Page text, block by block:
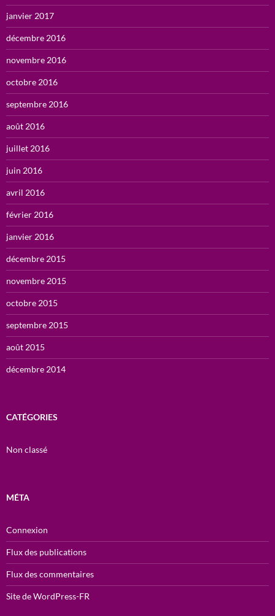
janvier 2017
décembre 2016
novembre 2016
octobre 2016
septembre 2016
août 2016
juillet 2016
juin 2016
avril 2016
février 2016
janvier 2016
décembre 2015
novembre 2015
octobre 2015
septembre 2015
août 2015
décembre 2014
CATÉGORIES
Non classé
MÉTA
Connexion
Flux des publications
Flux des commentaires
Site de WordPress-FR